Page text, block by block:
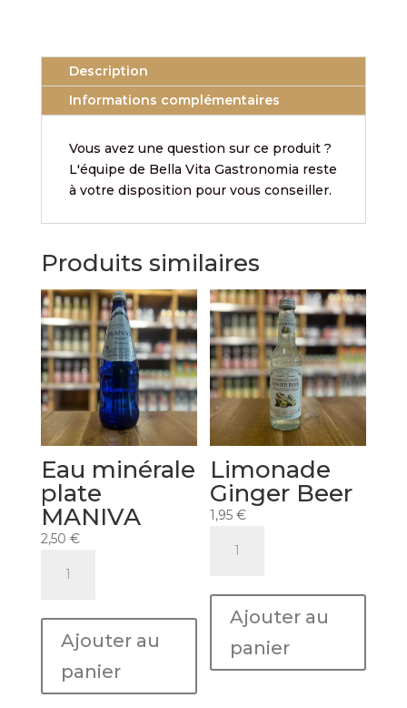
Description
Informations complémentaires
Vous avez une question sur ce produit ?
L'équipe de Bella Vita Gastronomia reste
à votre disposition pour vous conseiller.
Produits similaires
Eau minérale
plate
MANIVA
2,50 €
minérale
plateAjouter au
panier
Limonade
Ginger Beer
1,95€
Ginger
BeerAjouter au
panier